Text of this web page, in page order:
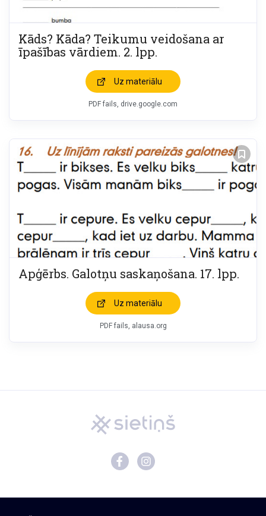
Kāds? Kāda? Teikumu veidošana ar
īpašības vārdiem. 2. lpp.
Uz materiālu
PDF fails, drive.google.com
Apģērbs. Galotņu saskaņošana. 17. lpp.
Uz materiālu
PDF fails, alausa.org